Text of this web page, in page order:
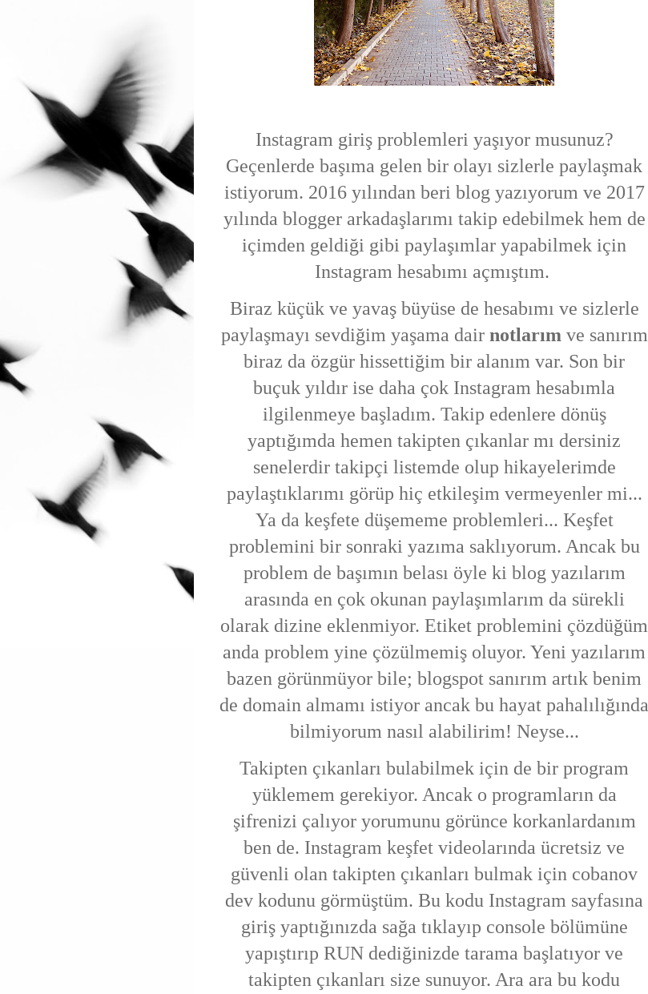
Instagram giriş problemleri yaşıyor musunuz?
Geçenlerde başıma gelen bir olayı sizlerle paylaşmak
istiyorum. 2016 yılından beri blog yazıyorum ve 2017
yılında blogger arkadaşlarımı takip edebilmek hem de
içimden geldiği gibi paylaşımlar yapabilmek için
Instagram hesabımı açmıştım.
Biraz küçük ve yavaş büyüse de hesabımı ve sizlerle
paylaşmayı sevdiğim yaşama dair notlarım ve sanırım
biraz da özgür hissettiğim bir alanım var. Son bir
buçuk yıldır ise daha çok Instagram hesabımla
ilgilenmeye başladım. Takip edenlere dönüş
yaptığımda hemen takipten çıkanlar mı dersiniz
senelerdir takipçi listemde olup hikayelerimde
paylaştıklarımı görüp hiç etkileşim vermeyenler mi...
Ya da keşfete düşememe problemleri... Keşfet
problemini bir sonraki yazıma saklıyorum. Ancak bu
problem de başımın belası öyle ki blog yazılarım
arasında en çok okunan paylaşımlarım da sürekli
olarak dizine eklenmiyor. Etiket problemini çözdüğüm
anda problem yine çözülmemiş oluyor. Yeni yazılarım
bazen görünmüyor bile; blogspot sanırım artık benim
de domain almamı istiyor ancak bu hayat pahalılığında
bilmiyorum nasıl alabilirim! Neyse...
Takipten çıkanları bulabilmek için de bir program
yüklemem gerekiyor. Ancak o programların da
şifrenizi çalıyor yorumunu görünce korkanlardanım
ben de. Instagram keşfet videolarında ücretsiz ve
güvenli olan takipten çıkanları bulmak için cobanov
dev kodunu görmüştüm. Bu kodu Instagram sayfasına
giriş yaptığınızda sağa tıklayıp console bölümüne
yapıştırıp RUN dediğinizde tarama başlatıyor ve
takipten çıkanları size sunuyor. Ara ara bu kodu